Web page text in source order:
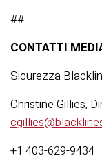
##
CONTATTI
Sicurezza
Christine Gillies,
+1 403-629-9434